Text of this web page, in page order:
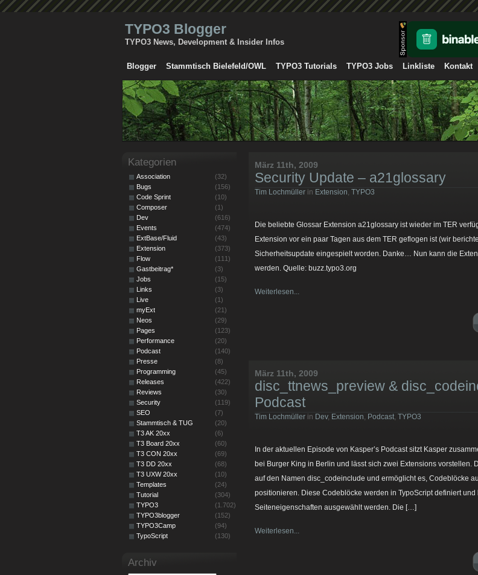
TYPO3 Blogger
TYPO3 News, Development & Insider Infos
Blogger Stammtisch Bielefeld/OWL TYPO3 Tutorials TYPO3 Jobs Linkliste Kontakt
März 11th, 2009
Security Update – a21glossary
Tim Lochmüller in Extension, TYPO3
Die beliebte Glossar Extension a21glossary ist wieder im TER
Extension vor ein paar Tagen aus dem TER geflogen ist (wir
Sicherheitsupdate eingespielt worden. Danke… Nun kann die
werden. Quelle: buzz.typo3.org
Weiterlesen...
März 11th, 2009
disc_ttnews_preview &
Podcast
Tim Lochmüller in Dev, Extension, Podcast, TYPO3
In der aktuellen Episode von Kasper’s Podcast sitzt Kasper
bei Burger King in Berlin und lässt sich zwei Extensions vorstellen.
auf den Namen disc_codeinclude und ermöglicht es, Codeblöcke
positionieren. Diese Codeblöcke werden in TypoScript definiert und
Seiteneigenschaften ausgewählt werden. Die […]
Weiterlesen...
Kategorien
Association
(32)
Bugs
(156)
Code Sprint
(10)
Composer
(1)
Dev
(616)
Events
(474)
ExtBase/Fluid
(43)
Extension
(373)
Flow
(111)
Gastbeitrag*
(3)
Jobs
(15)
Links
(3)
Live
(1)
myExt
(21)
Neos
(29)
Pages
(123)
Performance
(20)
Podcast
(140)
Presse
(8)
Programming
(45)
Releases
(422)
Reviews
(30)
Security
(119)
SEO
(7)
Stammtisch & TUG
(20)
T3 AK 20xx
(6)
T3 Board 20xx
(60)
T3 CON 20xx
(69)
T3 DD 20xx
(68)
T3 UXW 20xx
(10)
Templates
(24)
Tutorial
(304)
TYPO3
(1.702)
TYPO3blogger
(152)
TYPO3Camp
(94)
TypoScript
(130)
Archiv